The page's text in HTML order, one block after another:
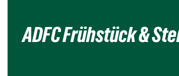
ADFC Frühstück &